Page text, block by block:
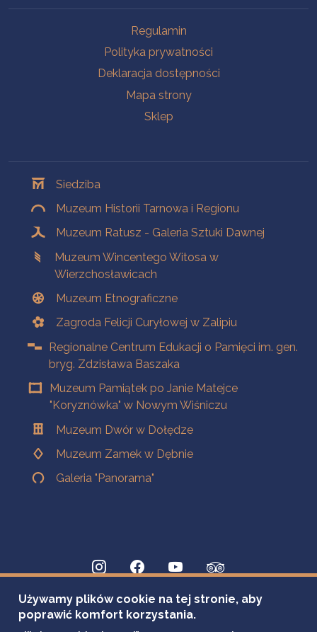
Regulamin
Polityka prywatności
Deklaracja dostępności
Mapa strony
Sklep
Siedziba
Muzeum Historii Tarnowa i Regionu
Muzeum Ratusz - Galeria Sztuki Dawnej
Muzeum Wincentego Witosa w
Wierzchosławicach
Muzeum Etnograficzne
Zagroda Felicji Curyłowej w Zalipiu
Regionalne Centrum Edukacji o Pamięci im. gen.
bryg. Zdzisława Baszaka
Muzeum Pamiątek po Janie Matejce
"Koryznówka" w Nowym Wiśniczu
Muzeum Dwór w Dołędze
Muzeum Zamek w Dębnie
Galeria "Panorama"
Używamy plików cookie na tej stronie, aby
poprawić komfort korzystania.